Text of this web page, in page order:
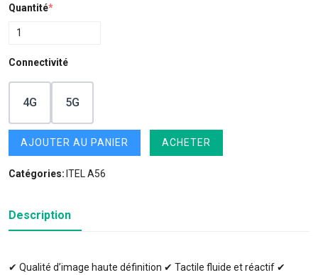
Quantité*
Connectivité
4G 5G
AJOUTER AU PANIER ACHETER
Catégories: ITEL A56
Description
✔ Qualité d’image haute définition ✔ Tactile fluide et réactif ✔